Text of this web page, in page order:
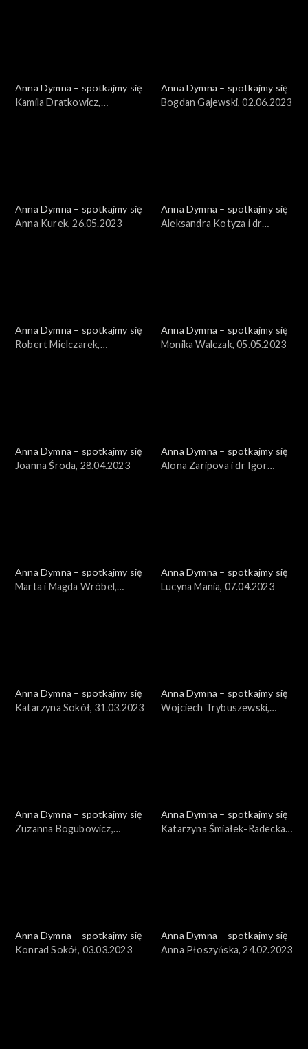
Anna Dymna – spotkajmy się
Kamila Dratkowicz,
Anna Dymna – spotkajmy się
Bogdan Gajewski, 02.06.2023
Anna Dymna – spotkajmy się
Anna Kurek, 26.05.2023
Anna Dymna – spotkajmy się
Aleksandra Kotyza i dr
Anna Dymna – spotkajmy się
Robert Mielczarek,
Anna Dymna – spotkajmy się
Monika Walczak, 05.05.2023
Anna Dymna – spotkajmy się
Joanna Środa, 28.04.2023
Anna Dymna – spotkajmy się
Alona Zaripova i dr Igor
Anna Dymna – spotkajmy się
Marta i Magda Wróbel,
Anna Dymna – spotkajmy się
Lucyna Mania, 07.04.2023
Anna Dymna – spotkajmy się
Katarzyna Sokół, 31.03.2023
Anna Dymna – spotkajmy się
Wojciech Trybuszewski,
Anna Dymna – spotkajmy się
Zuzanna Bogubowicz,
Anna Dymna – spotkajmy się
Katarzyna Śmiałek-Radecka,
Anna Dymna – spotkajmy się
Konrad Sokół, 03.03.2023
Anna Dymna – spotkajmy się
Anna Płoszyńska, 24.02.2023